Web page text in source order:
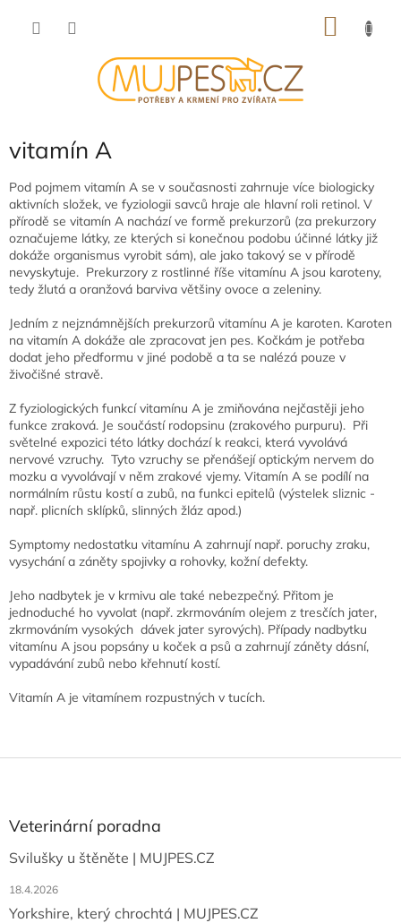
vitamín A
Pod pojmem vitamín A se v současnosti zahrnuje více biologicky
aktivních složek, ve fyziologii savců hraje ale hlavní roli retinol. V
přírodě se vitamín A nachází ve formě prekurzorů (za prekurzory
označujeme látky, ze kterých si konečnou podobu účinné látky již
dokáže organismus vyrobit sám), ale jako takový se v přírodě
nevyskytuje. Prekurzory z rostlinné říše vitamínu A jsou karoteny,
tedy žlutá a oranžová barviva většiny ovoce a zeleniny.
Jedním z nejznámnějších prekurzorů vitamínu A je karoten. Karoten
na vitamín A dokáže ale zpracovat jen pes. Kočkám je potřeba
dodat jeho předformu v jiné podobě a ta se nalézá pouze v
živočišné stravě.
Z fyziologických funkcí vitamínu A je zmiňována nejčastěji jeho
funkce zraková. Je součástí rodopsinu (zrakového purpuru). Při
světelné expozici této látky dochází k reakci, která vyvolává
nervové vzruchy. Tyto vzruchy se přenášejí optickým nervem do
mozku a vyvolávají v něm zrakové vjemy. Vitamín A se podílí na
normálním růstu kostí a zubů, na funkci epitelů (výstelek sliznic -
např. plicních sklípků, slinných žláz apod.)
Symptomy nedostatku vitamínu A zahrnují např. poruchy zraku,
vysychání a záněty spojivky a rohovky, kožní defekty.
Jeho nadbytek je v krmivu ale také nebezpečný. Přitom je
jednoduché ho vyvolat (např. zkrmováním olejem z tresčích jater,
zkrmováním vysokých dávek jater syrových). Případy nadbytku
vitamínu A jsou popsány u koček a psů a zahrnují záněty dásní,
vypadávání zubů nebo křehnutí kostí.
Vitamín A je vitamínem rozpustných v tucích.
Z
aVeterinární poradna
Svilušky u štěněte | MUJPES.CZ
18.4.2026
Yorkshire, který chrochtá | MUJPES.CZ